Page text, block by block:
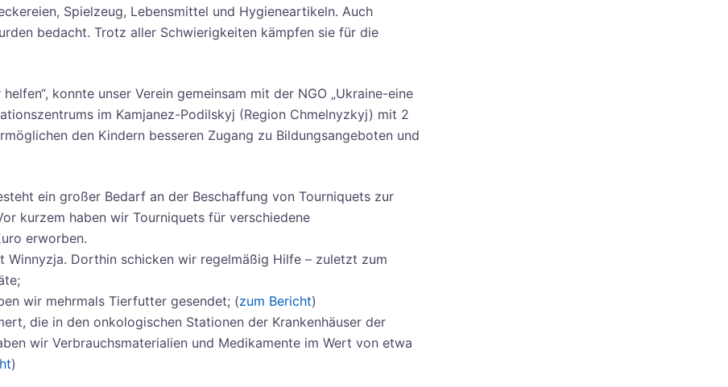
Spielzeug, Lebensmittel und Hygieneartikeln. Auch
bedacht. Trotz aller Schwierigkeiten kämpfen sie für die
konnte unser Verein gemeinsam mit der NGO „Ukraine-eine
im Kamjanez-Podilskyj (Region Chmelnyzkyj) mit 2
den Kindern besseren Zugang zu Bildungsangeboten und
ein großer Bedarf an der Beschaffung von Tourniquets zur
kurzem haben wir Tourniquets für verschiedene
erworben.
Winnyzja. Dorthin schicken wir regelmäßig Hilfe – zuletzt zum
wir mehrmals Tierfutter gesendet; (zum Bericht)
die in den onkologischen Stationen der Krankenhäuser der
wir Verbrauchsmaterialien und Medikamente im Wert von etwa
)